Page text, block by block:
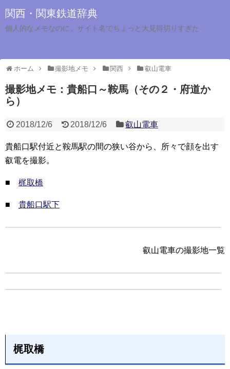
関西・関東鉄道辞典
個人的なメモなのに、サイト名でちょっと大見得切りすぎた
ホーム 撮影地メモ 関西 叡山電車
撮影地メモ：貴船口～鞍馬（その２・府道か
ら）
2018/12/6 2018/12/6 叡山電車
貴船口駅付近と鞍馬駅の間の狭い谷から、所々で顔を出す
叡電を撮影。
■ 梶取橋
■ 貴船口駅下
叡山電車の撮影地一覧
梶取橋